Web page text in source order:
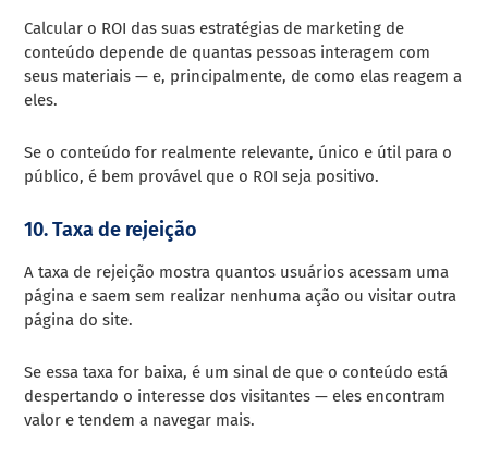
Calcular o ROI das suas estratégias de marketing de
conteúdo depende de quantas pessoas interagem com
seus materiais — e, principalmente, de como elas reagem a
eles.
Se o conteúdo for realmente relevante, único e útil para o
público, é bem provável que o ROI seja positivo.
10. Taxa de rejeição
A taxa de rejeição mostra quantos usuários acessam uma
página e saem sem realizar nenhuma ação ou visitar outra
página do site.
Se essa taxa for baixa, é um sinal de que o conteúdo está
despertando o interesse dos visitantes — eles encontram
valor e tendem a navegar mais.